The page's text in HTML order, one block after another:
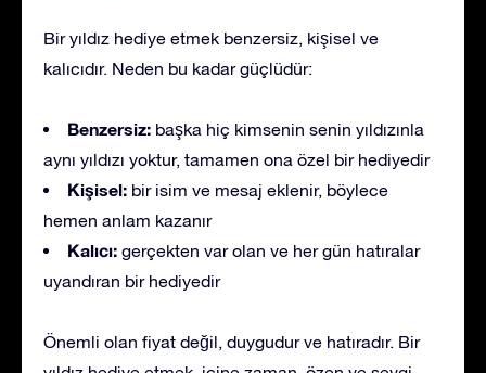
Bir yıldız hediye etmek benzersiz, kişisel ve
kalıcıdır. Neden bu kadar güçlüdür:
Benzersiz: başka hiç kimsenin senin yıldızınla
aynı yıldızı yoktur, tamamen ona özel bir hediyedir
Kişisel: bir isim ve mesaj eklenir, böylece
hemen anlam kazanır
Kalıcı: gerçekten var olan ve her gün hatıralar
uyandıran bir hediyedir
Önemli olan fiyat değil, duygudur ve hatıradır. Bir